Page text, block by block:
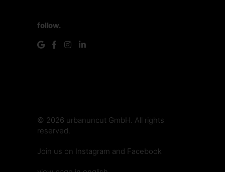
follow.
© 2026 urbanuncut GmbH. All rights
reserved.
Join us on Instagram and Facebook